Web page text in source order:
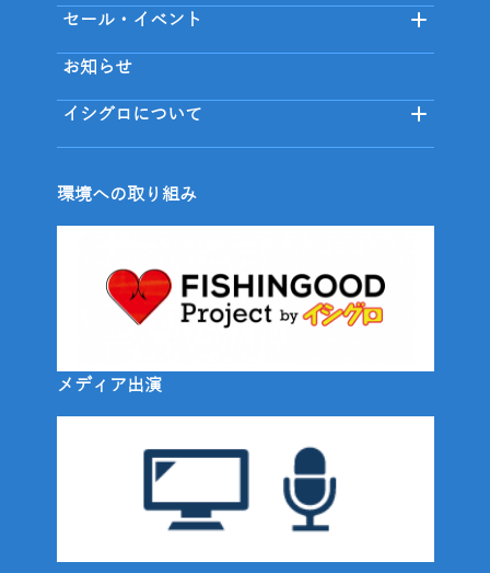
セール・イベント
お知らせ
イシグロについて
環境への取り組み
メディア出演